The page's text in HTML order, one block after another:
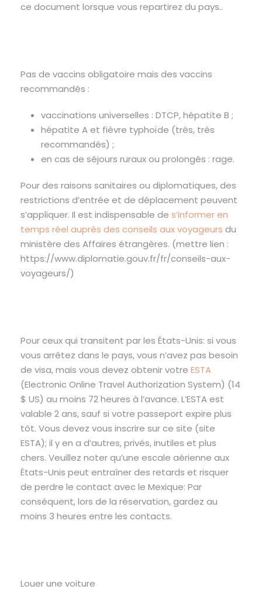
ce document lorsque vous repartirez du pays..
Pas de vaccins obligatoire mais des vaccins
recommandés :
vaccinations universelles : DTCP, hépatite B ;
hépatite A et fièvre typhoïde (très, très
recommandés) ;
en cas de séjours ruraux ou prolongés : rage.
Pour des raisons sanitaires ou diplomatiques, des
restrictions d’entrée et de déplacement peuvent
s’appliquer. Il est indispensable de s’informer en
temps réel auprès des conseils aux voyageurs du
ministère des Affaires étrangères. (mettre lien :
https://www.diplomatie.gouv.fr/fr/conseils-aux-
voyageurs/)
Pour ceux qui transitent par les États-Unis: si vous
vous arrêtez dans le pays, vous n’avez pas besoin
de visa, mais vous devez obtenir votre ESTA
(Electronic Online Travel Authorization System) (14
$ US) au moins 72 heures à l’avance. L’ESTA est
valable 2 ans, sauf si votre passeport expire plus
tôt. Vous devez vous inscrire sur ce site (site
ESTA); il y en a d’autres, privés, inutiles et plus
chers. Veuillez noter qu’une escale aérienne aux
États-Unis peut entraîner des retards et risquer
de perdre le contact avec le Mexique: Par
conséquent, lors de la réservation, gardez au
moins 3 heures entre les contacts.
Louer une voiture